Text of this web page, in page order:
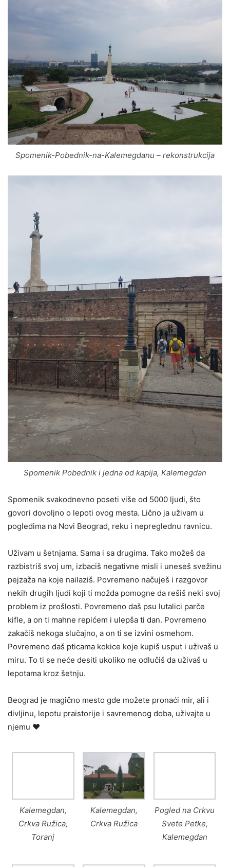
Spomenik-Pobednik-na-Kalemegdanu – rekonstrukcija
Spomenik Pobednik i jedna od kapija, Kalemegdan
Spomenik svakodnevno poseti više od 5000 ljudi, što
govori dovoljno o lepoti ovog mesta. Lično ja uživam u
pogledima na Novi Beograd, reku i nepreglednu ravnicu.
Uživam u šetnjama. Sama i sa drugima. Tako možeš da
razbistriš svoj um, izbaciš negativne misli i uneseš svežinu
pejzaža na koje nailaziš. Povremeno načuješ i razgovor
nekih drugih ljudi koji ti možda pomogne da rešiš neki svoj
problem iz prošlosti. Povremeno daš psu lutalici parče
kifle, a on ti mahne repićem i ulepša ti dan. Povremeno
zakačiš nekoga slučajno, a on ti se izvini osmehom.
Povremeno daš pticama kokice koje kupiš usput i uživaš u
miru. To ti se neće desiti ukoliko ne odlučiš da uživaš u
lepotama kroz šetnju.
Beograd je magično mesto gde možete pronaći mir, ali i
divljinu, lepotu praistorije i savremenog doba, uživajte u
njemu ♥
Kalemegdan,
Crkva Ružica,
Toranj
Kalemegdan,
Crkva Ružica
Pogled na Crkvu
Svete Petke,
Kalemegdan